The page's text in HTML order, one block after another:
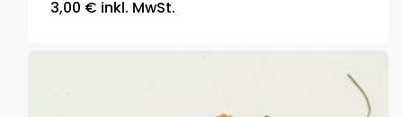
3,00 € inkl. MwSt.